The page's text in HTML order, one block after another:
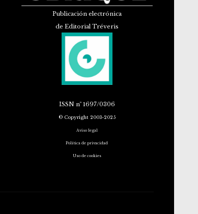
Publicación electrónica
de Editorial Tréveris
ISSNnº 1697/0306
© Copyright 2003-2025
Aviso legal
Política de privacidad
Uso de cookies